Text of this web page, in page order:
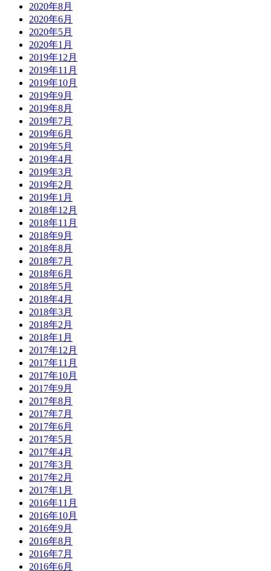
2020年8月
2020年6月
2020年5月
2020年1月
2019年12月
2019年11月
2019年10月
2019年9月
2019年8月
2019年7月
2019年6月
2019年5月
2019年4月
2019年3月
2019年2月
2019年1月
2018年12月
2018年11月
2018年9月
2018年8月
2018年7月
2018年6月
2018年5月
2018年4月
2018年3月
2018年2月
2018年1月
2017年12月
2017年11月
2017年10月
2017年9月
2017年8月
2017年7月
2017年6月
2017年5月
2017年4月
2017年3月
2017年2月
2017年1月
2016年11月
2016年10月
2016年9月
2016年8月
2016年7月
2016年6月